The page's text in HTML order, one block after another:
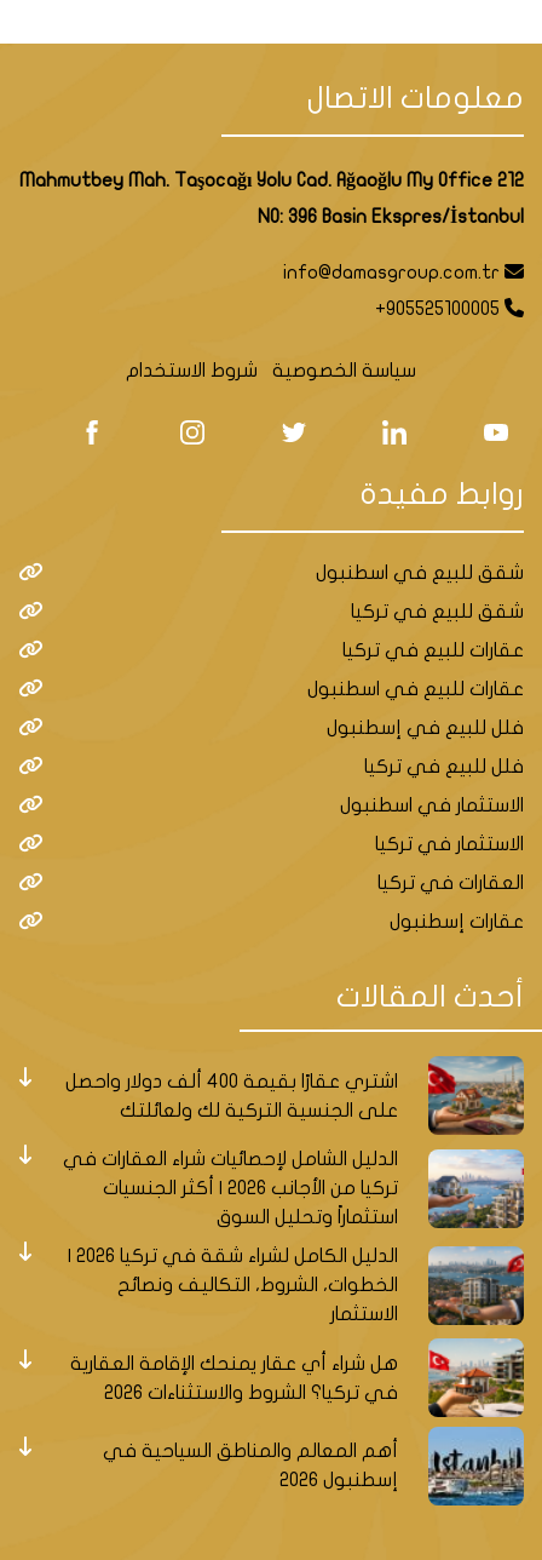
معلومات الاتصال
Mahmutbey Mah. Taşocağı Yolu Cad. Ağaoğlu My Office 212
NO: 396 Basin Ekspres/İstanbul
info@damasgroup.com.tr
+905525100005
سياسة الخصوصية شروط الاستخدام
روابط مفيدة
شقق للبيع في اسطنبول
شقق للبيع في تركيا
عقارات للبيع في تركيا
عقارات للبيع في اسطنبول
فلل للبيع في إسطنبول
فلل للبيع في تركيا
الاستثمار في اسطنبول
الاستثمار في تركيا
العقارات في تركيا
عقارات إسطنبول
أحدث المقالات
اشتري عقارًا بقيمة 400 ألف دولار واحصل
على الجنسية التركية لك ولعائلتك
الدليل الشامل لإحصائيات شراء العقارات في
تركيا من الأجانب 2026 | أكثر الجنسيات
استثماراً وتحليل السوق
الخطوات، الشروط، التكاليف ونصائح
الاستثمار
هل شراء أي عقار يمنحك الإقامة العقارية
في تركيا؟ الشروط والاستثناءات 2026
أهم المعالم والمناطق السياحية في
إسطنبول 2026